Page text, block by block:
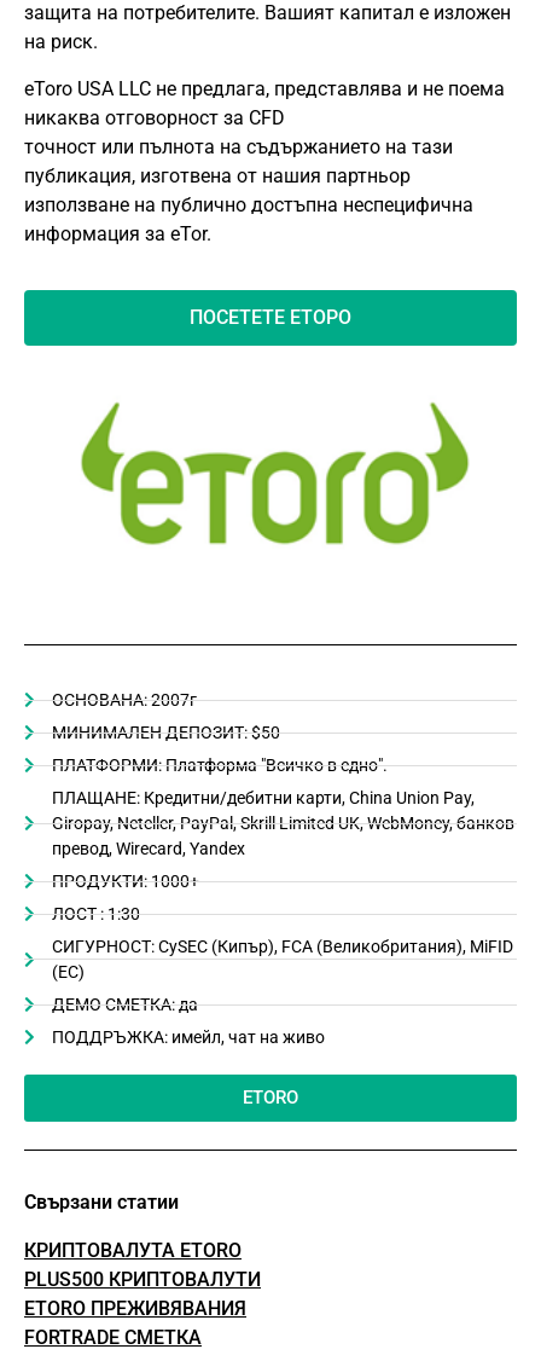
защита на потребителите. Вашият капитал е изложен
на риск.
eToro USA LLC не предлага, представлява и не поема
никаква отговорност за CFD
точност или пълнота на съдържанието на тази
публикация, изготвена от нашия партньор
използване на публично достъпна неспецифична
информация за eTor.
ПОСЕТЕТЕ ЕТОРО
ОСНОВАНА: 2007г
МИНИМАЛЕН ДЕПОЗИТ: $50
ПЛАТФОРМИ: Платформа "Всичко в едно".
ПЛАЩАНЕ: Кредитни/дебитни карти, China Union Pay,
Giropay, Neteller, PayPal, Skrill Limited UK, WebMoney, банков
превод, Wirecard, Yandex
ПРОДУКТИ: 1000+
ЛОСТ : 1:30
СИГУРНОСТ: CySEC (Кипър), FCA (Великобритания), MiFID
(ЕС)
ДЕМО СМЕТКА: да
ПОДДРЪЖКА: имейл, чат на живо
ETORO
Свързани статии
КРИПТОВАЛУТА ETORO
PLUS500 КРИПТОВАЛУТИ
ETORO ПРЕЖИВЯВАНИЯ
FORTRADE СМЕТКА